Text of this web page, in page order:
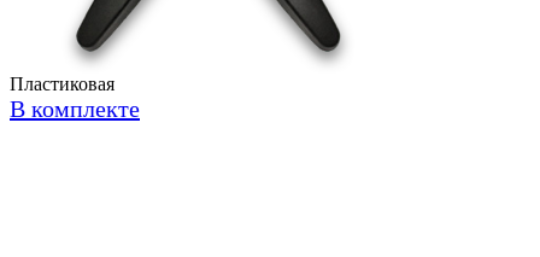
Пластиковая
В комплекте